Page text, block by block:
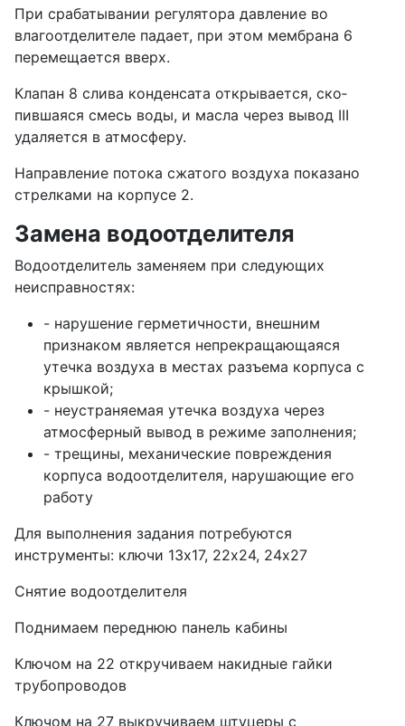
При срабатывании регулятора давление во
влагоотделителе падает, при этом мембрана 6
перемещается вверх.
Клапан 8 слива конденсата открывается, ско­
пившаяся смесь воды, и масла через вывод III
удаля­ется в атмосферу.
Направление потока сжатого воздуха показано
стрелками на корпусе 2.
Замена водоотделителя
Водоотделитель заменяем при следующих
неисправностях:
- нарушение герметичности, внешним
признаком является непрекращающаяся
утечка воздуха в местах разъема корпуса с
крышкой;
- неустраняемая утечка воздуха через
атмосферный вывод в режиме заполнения;
- трещины, механические повреждения
корпуса водоотделителя, нарушающие его
работу
Для выполнения задания потребуются
инструменты: ключи 13х17, 22х24, 24х27
Снятие водоотделителя
Поднимаем переднюю панель кабины
Ключом на 22 откручиваем накидные гайки
трубопроводов
Ключом на 27 выкручиваем штуцеры с